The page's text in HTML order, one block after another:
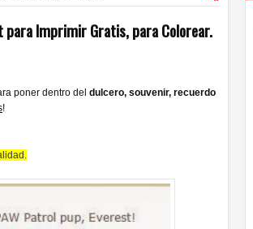
para Imprimir Gratis, para Colorear.
poner dentro del dulcero, souvenir, recuerdo
!
Laberinto del Gato con Botas para
Imprimir Gratis.
May